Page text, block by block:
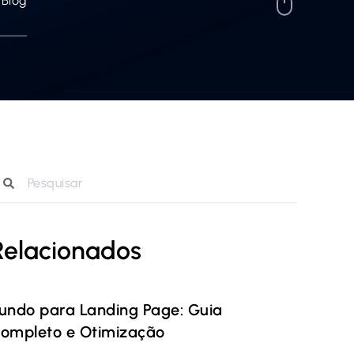
para Landing Page: Guia
e Otimização